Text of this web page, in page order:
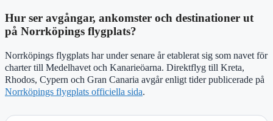
Hur ser avgångar, ankomster och destinationer ut
på Norrköpings flygplats?
Norrköpings flygplats har under senare år etablerat sig som navet för
charter till Medelhavet och Kanarieöarna. Direktflyg till Kreta,
Rhodos, Cypern och Gran Canaria avgår enligt tider publicerade på
Norrköpings flygplats officiella sida.